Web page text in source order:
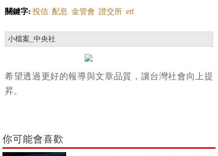
關鍵字: 投信 配息 金管會 證交所 etf
小檔案_中央社
希望透過更好的報導與文章品質，讓台灣社會向上提
昇。
你可能會喜歡